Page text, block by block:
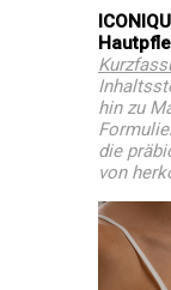
hin zu
die
von